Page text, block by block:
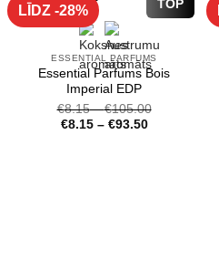
TOP
LĪDZ -28%
ESSENTIAL PARFUMS
Essential Parfums Bois
Imperial EDP
€8.15–€105.00
€8.15– €93.50